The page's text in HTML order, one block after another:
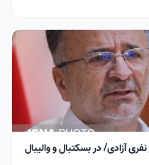
نفری به جای سالن ۱۲ هزار نفری آزادی/ در بسکتبال و والیبال